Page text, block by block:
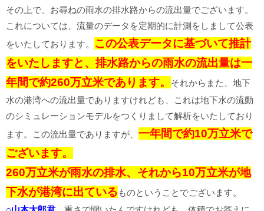
その上で、お尋ねの雨水の排水路からの流出量でございます。
これについては、流量のデータを定期的に計測をしまして公表
をいたしております。
この公表データに基づいて推計
をいたしますと、排水路からの雨水の流出量は一
年間で約260万立米であります。
それからまた、地下
水の港湾への流出量でありますけれども、これは地下水の流動
のシミュレーションモデルをつくりまして解析をいたしており
ます。この流出量でありますが、 一年間で約10万立米で
ございます。
260万立米が雨水の排水、それから10万立米が地
下水が港湾に出ている ものということでございます。